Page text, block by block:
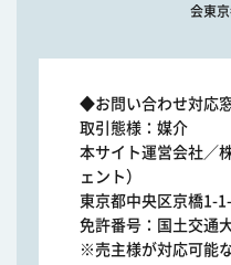
会東京
◆お問い合わせ対応
取引態様：媒介
本サイト運営会社／
ェント）
東京都中央区京橋1-
免許番号：国土交通
※売主様が対応可能